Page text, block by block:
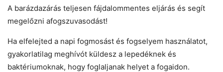
A barázdazárás teljesen fájdalommentes eljárás és segít
megelőzni afogszuvasodást!
Ha elfelejted a napi fogmosást és fogselyem használatot,
gyakorlatilag meghívót küldesz a lepedéknek és
baktériumoknak, hogy foglaljanak helyet a fogaidon.